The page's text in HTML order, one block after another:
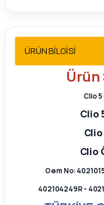
Sedan
ÜRÜN BİLGİSİ
Ürün
Clio
Clio
Clio
Clio
Oem No:
402104249R -